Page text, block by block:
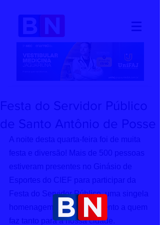
Festa do Servidor Público
de Santo Antônio de Posse
A noite desta quarta-feira foi de muita
festa e diversão! Mais de 500 pessoas
estiveram presentes no Ginásio de
Esportes do CIEF para participar da
Festa do Servidor Público, uma singela
homenagem e reconhecimento a quem
faz tanto para a nossa cidade.